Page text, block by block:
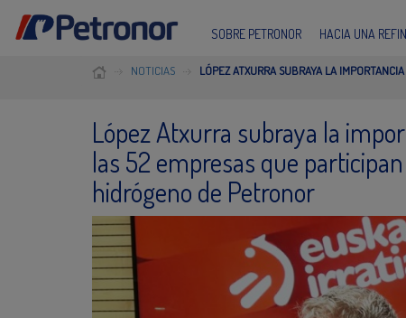
SOBRE PETRONOR HACIA UNA
NOTICIAS LÓPEZ ATXURRA SUBRAYA LA
López Atxurra subraya la
las 52 empresas que
hidrógeno de Petronor